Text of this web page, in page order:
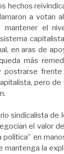
hechos
a votan
mantener el
en aras de
más
frente
pero de
sindicalista de
el valor
política” en
mantenga la